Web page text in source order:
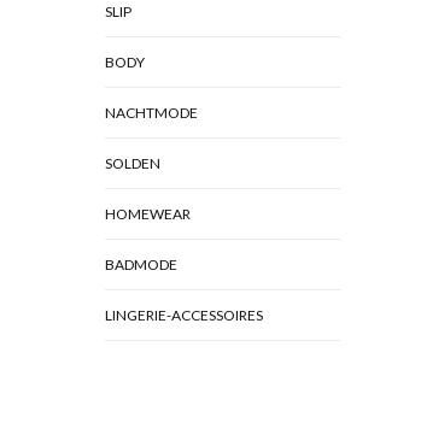
SLIP
BODY
NACHTMODE
SOLDEN
HOMEWEAR
BADMODE
LINGERIE-ACCESSOIRES